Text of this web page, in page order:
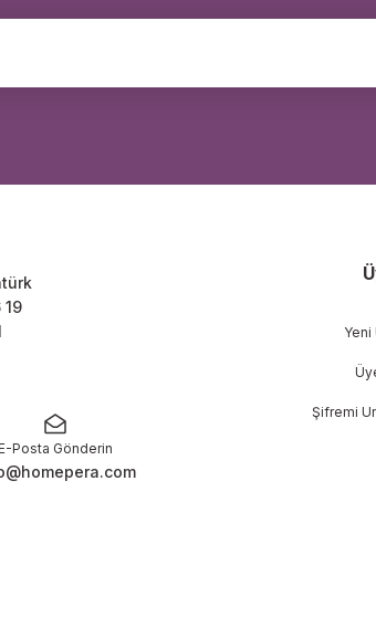
19
Posta Gönderin
Yeni
Şifremi